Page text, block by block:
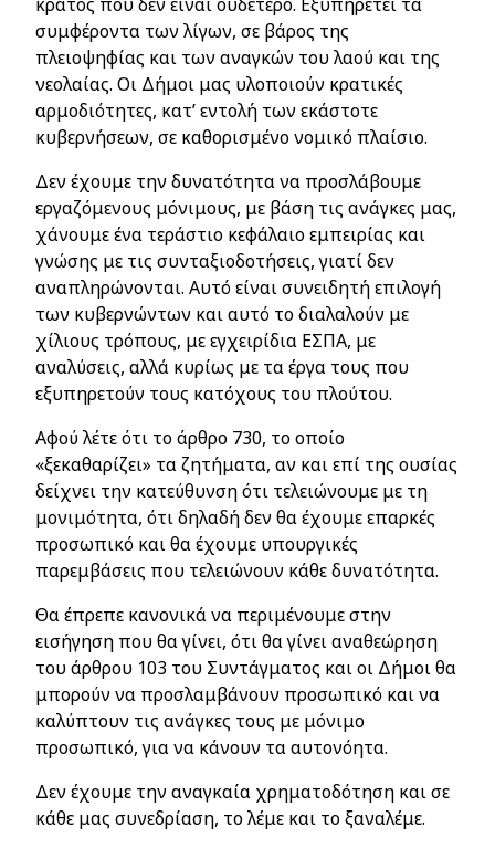
συμφέροντα των λίγων, σε βάρος της
πλειοψηφίας και των αναγκών του λαού και της
νεολαίας. Οι Δήμοι μας υλοποιούν κρατικές
αρμοδιότητες, κατ’ εντολή των εκάστοτε
κυβερνήσεων, σε καθορισμένο νομικό πλαίσιο.
Δεν έχουμε την δυνατότητα να προσλάβουμε
εργαζόμενους μόνιμους, με βάση τις ανάγκες μας,
χάνουμε ένα τεράστιο κεφάλαιο εμπειρίας και
γνώσης με τις συνταξιοδοτήσεις, γιατί δεν
αναπληρώνονται. Αυτό είναι συνειδητή επιλογή
των κυβερνώντων και αυτό το διαλαλούν με
χίλιους τρόπους, με εγχειρίδια ΕΣΠΑ, με
αναλύσεις, αλλά κυρίως με τα έργα τους που
εξυπηρετούν τους κατόχους του πλούτου.
Αφού λέτε ότι το άρθρο 730, το οποίο
«ξεκαθαρίζει» τα ζητήματα, αν και επί της ουσίας
δείχνει την κατεύθυνση ότι τελειώνουμε με τη
μονιμότητα, ότι δηλαδή δεν θα έχουμε επαρκές
προσωπικό και θα έχουμε υπουργικές
παρεμβάσεις που τελειώνουν κάθε δυνατότητα.
Θα έπρεπε κανονικά να περιμένουμε στην
εισήγηση που θα γίνει, ότι θα γίνει αναθεώρηση
του άρθρου 103 του Συντάγματος και οι Δήμοι θα
μπορούν να προσλαμβάνουν προσωπικό και να
καλύπτουν τις ανάγκες τους με μόνιμο
προσωπικό, για να κάνουν τα αυτονόητα.
Δεν έχουμε την αναγκαία χρηματοδότηση και σε
κάθε μας συνεδρίαση, το λέμε και το ξαναλέμε.